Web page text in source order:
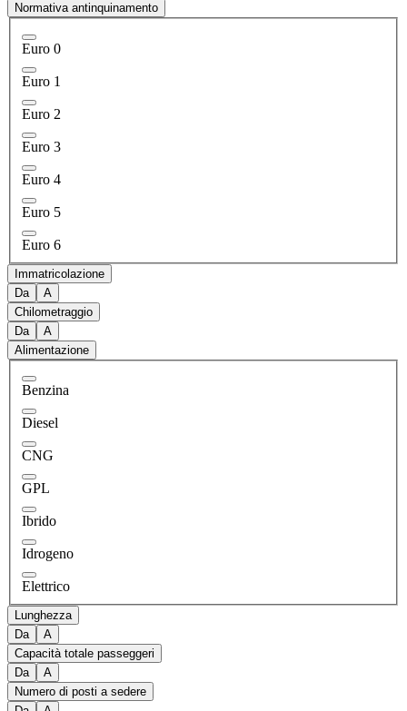
Normativa antinquinamento
Euro 0
Euro 1
Euro 2
Euro 3
Euro 4
Euro 5
Euro 6
Immatricolazione
Da
A
Chilometraggio
Da
A
Alimentazione
Benzina
Diesel
CNG
GPL
Ibrido
Idrogeno
Elettrico
Lunghezza
Da
A
Capacità totale passeggeri
Da
A
Numero di posti a sedere